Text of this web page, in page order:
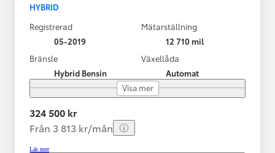
HYBRID
Registrerad
05-2019
Mätarställning
12 710 mil
Bränsle
Hybrid Bensin
Växellåda
Automat
Visa mer
324 500 kr
Från 3 813 kr/mån
Läs mer